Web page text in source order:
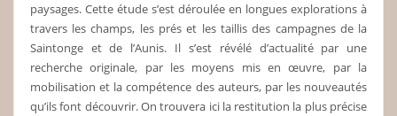
paysages. Cette étude s’est déroulée en longues explorations à
travers les champs, les prés et les taillis des campagnes de la
Saintonge et de l’Aunis. Il s’est révélé d’actualité par une
recherche originale, par les moyens mis en œuvre, par la
mobilisation et la compétence des auteurs, par les nouveautés
qu’ils font découvrir. On trouvera ici la restitution la plus précise